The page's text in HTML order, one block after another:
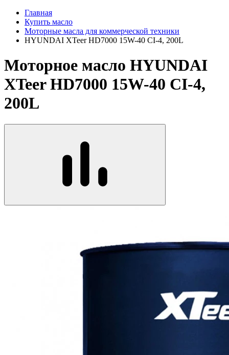
Главная
Купить масло
Моторные масла для коммерческой техники
HYUNDAI XTeer HD7000 15W-40 CI-4, 200L
Моторное масло HYUNDAI
XTeer HD7000 15W-40 CI-4,
200L